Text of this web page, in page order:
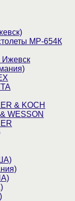
МР-654К
Ижевск
& KOCH
WESSON